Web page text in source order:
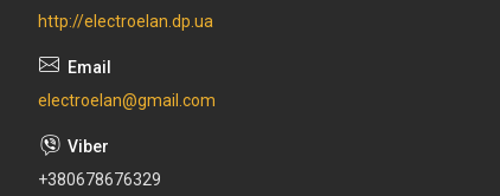
http://electroelan.dp.ua
electroelan@gmail.com
+380678676329